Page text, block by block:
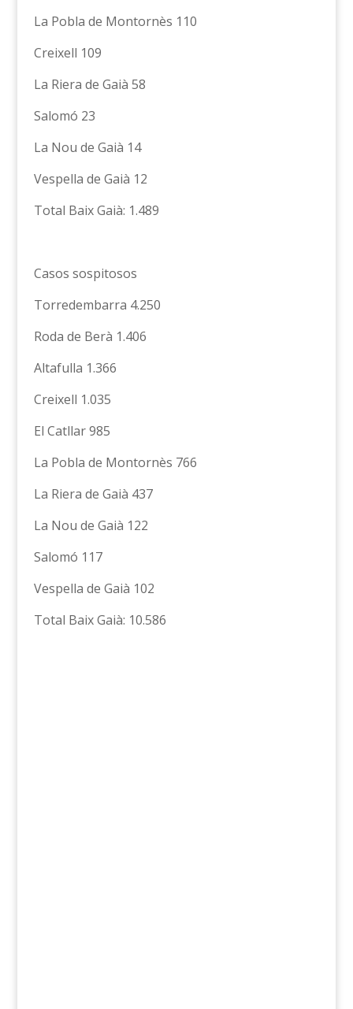
La Pobla de Montornès 110
Creixell 109
La Riera de Gaià 58
Salomó 23
La Nou de Gaià 14
Vespella de Gaià 12
Total Baix Gaià: 1.489
Casos sospitosos
Torredembarra 4.250
Roda de Berà 1.406
Altafulla 1.366
Creixell 1.035
El Catllar 985
La Pobla de Montornès 766
La Riera de Gaià 437
La Nou de Gaià 122
Salomó 117
Vespella de Gaià 102
Total Baix Gaià: 10.586